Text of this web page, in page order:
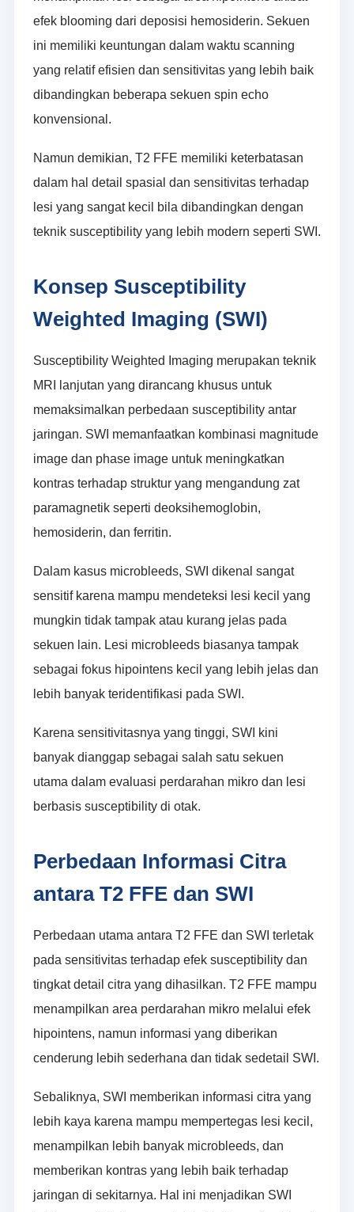
efek blooming dari deposisi hemosiderin. Sekuen
ini memiliki keuntungan dalam waktu scanning
yang relatif efisien dan sensitivitas yang lebih baik
dibandingkan beberapa sekuen spin echo
konvensional.
Namun demikian, T2 FFE memiliki keterbatasan
dalam hal detail spasial dan sensitivitas terhadap
lesi yang sangat kecil bila dibandingkan dengan
teknik susceptibility yang lebih modern seperti SWI.
Konsep Susceptibility
Weighted Imaging (SWI)
Susceptibility Weighted Imaging merupakan teknik
MRI lanjutan yang dirancang khusus untuk
memaksimalkan perbedaan susceptibility antar
jaringan. SWI memanfaatkan kombinasi magnitude
image dan phase image untuk meningkatkan
kontras terhadap struktur yang mengandung zat
paramagnetik seperti deoksihemoglobin,
hemosiderin, dan ferritin.
Dalam kasus microbleeds, SWI dikenal sangat
sensitif karena mampu mendeteksi lesi kecil yang
mungkin tidak tampak atau kurang jelas pada
sekuen lain. Lesi microbleeds biasanya tampak
sebagai fokus hipointens kecil yang lebih jelas dan
lebih banyak teridentifikasi pada SWI.
Karena sensitivitasnya yang tinggi, SWI kini
banyak dianggap sebagai salah satu sekuen
utama dalam evaluasi perdarahan mikro dan lesi
berbasis susceptibility di otak.
Perbedaan Informasi Citra
antara T2 FFE dan SWI
Perbedaan utama antara T2 FFE dan SWI terletak
pada sensitivitas terhadap efek susceptibility dan
tingkat detail citra yang dihasilkan. T2 FFE mampu
menampilkan area perdarahan mikro melalui efek
hipointens, namun informasi yang diberikan
cenderung lebih sederhana dan tidak sedetail SWI.
Sebaliknya, SWI memberikan informasi citra yang
lebih kaya karena mampu mempertegas lesi kecil,
menampilkan lebih banyak microbleeds, dan
memberikan kontras yang lebih baik terhadap
jaringan di sekitarnya. Hal ini menjadikan SWI